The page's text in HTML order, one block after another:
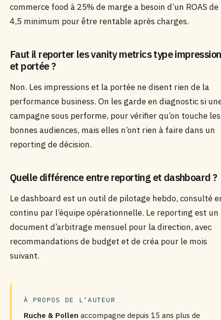
commerce food à 25% de marge a besoin d’un ROAS de
4,5 minimum pour être rentable après charges.
Faut il reporter les vanity metrics type
et portée ?
Non. Les impressions et la portée ne disent rien de la
performance business. On les garde en diagnostic si
campagne sous performe, pour vérifier qu’on touche les
bonnes audiences, mais elles n’ont rien à faire dans un
reporting de décision.
Quelle différence entre reporting et dashboard ?
Le dashboard est un outil de pilotage hebdo, consulté
continu par l’équipe opérationnelle. Le reporting est un
document d’arbitrage mensuel pour la direction, avec
recommandations de budget et de créa pour le mois
suivant.
À PROPOS DE L’AUTEUR
Ruche & Pollen accompagne depuis 15 ans plus de